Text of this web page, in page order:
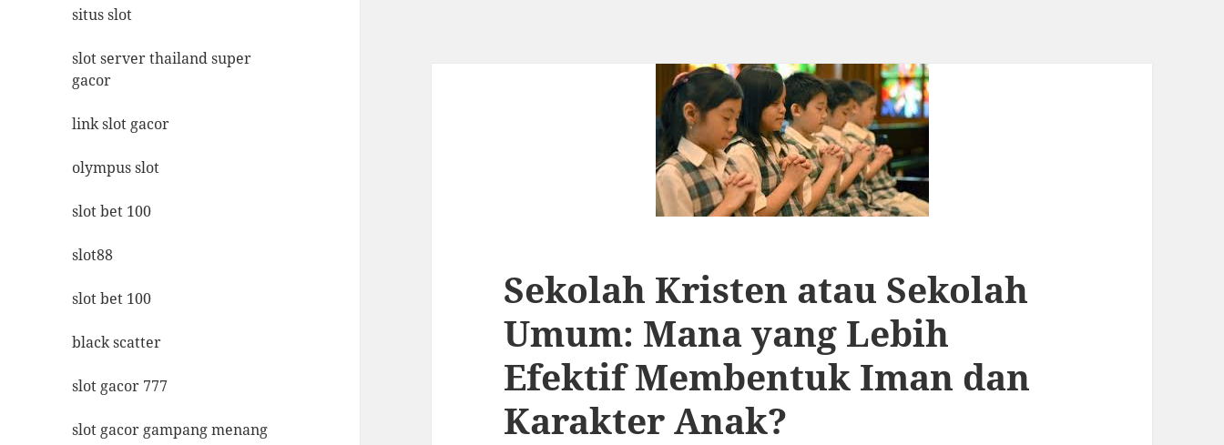
situs slot
slot server thailand super
gacor
link slot gacor
olympus slot
slot bet 100
slot88
slot bet 100
black scatter
slot gacor 777
slot gacor gampang menang
Sekolah Kristen atau Sekolah
Umum: Mana yang Lebih
Efektif Membentuk Iman dan
Karakter Anak?